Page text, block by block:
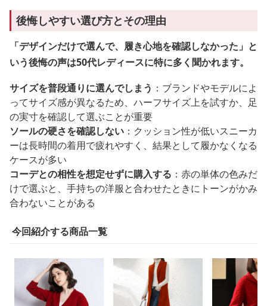
後悔しやすい選び方とその理由
「デザインだけで選んで、履き心地を確認しなかった」と
いう後悔の声は50代レディースに特に多く聞かれます。
サイズを普段通りに選んでしまう ：ブランドやモデルによ
ってサイズ感が異なるため、ハーフサイズ上を試すか、足
の実寸を確認して選ぶことが重要
ソールの硬さを確認しない ：クッション性が低いスニーカ
ーは長時間の着用で疲れやすく、結果として履かなくなる
ケースが多い
コーデとの相性を想定せずに購入する ：赤の単体の色みだ
けで選ぶと、手持ちの洋服と合わせたときにトーンがかみ
合わないことがある
今回紹介する商品一覧